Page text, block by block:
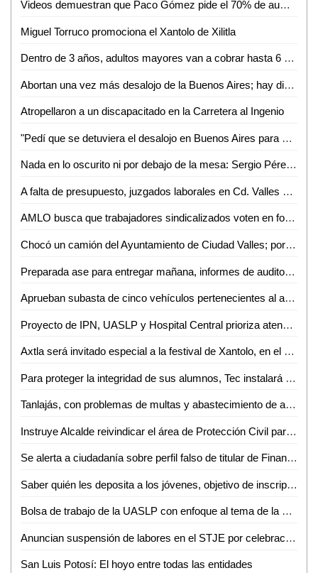
Videos demuestran que Paco Gómez pide el 70% de aumento a las tarifas del agua
Miguel Torruco promociona el Xantolo de Xilitla
Dentro de 3 años, adultos mayores van a cobrar hasta 6 mil pesos
Abortan una vez más desalojo de la Buenos Aires; hay diálogo en la capital
Atropellaron a un discapacitado en la Carretera al Ingenio
"Pedí que se detuviera el desalojo en Buenos Aires para encontrar una solución": David Medina
Nada en lo oscurito ni por debajo de la mesa: Sergio Pérez Garza
A falta de presupuesto, juzgados laborales en Cd. Valles y Rioverde tendrán que esperar
AMLO busca que trabajadores sindicalizados voten en forma libre y en secreto
Chocó un camión del Ayuntamiento de Ciudad Valles; por fortuna no hubo heridos
Preparada ase para entregar mañana, informes de auditoría 2020
Aprueban subasta de cinco vehículos pertenecientes al ayuntamiento vallense
Proyecto de IPN, UASLP y Hospital Central prioriza atención en cáncer de mama
Axtla será invitado especial a la festival de Xantolo, en el municipio de Tierra Nueva
Para proteger la integridad de sus alumnos, Tec instalará filtros de seguridad
Tanlajás, con problemas de multas y abastecimiento de agua
Instruye Alcalde reivindicar el área de Protección Civil para garantizar una atención más humana y oportuna
Se alerta a ciudadanía sobre perfil falso de titular de Finanzas
Saber quién les deposita a los jóvenes, objetivo de inscripción obligatoria al RFC
Bolsa de trabajo de la UASLP con enfoque al tema de la empleabilidad
Anuncian suspensión de labores en el STJE por celebración del día de muertos
San Luis Potosí: El hoyo entre todas las entidades